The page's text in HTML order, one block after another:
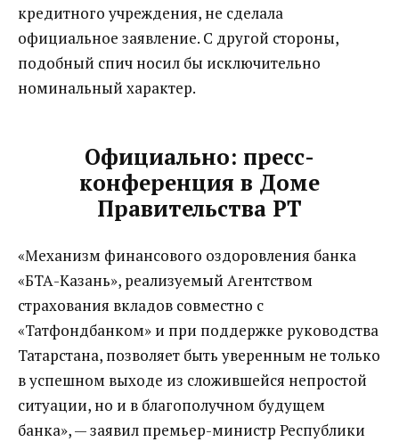
кредитного учреждения, не сделала
официальное заявление. С другой стороны,
подобный спич носил бы исключительно
номинальный характер.
Официально: пресс-
конференция в Доме
Правительства РТ
«Механизм финансового оздоровления банка
«БТА-Казань», реализуемый Агентством
страхования вкладов совместно с
«Татфондбанком» и при поддержке руководства
Татарстана, позволяет быть уверенным не только
в успешном выходе из сложившейся непростой
ситуации, но и в благополучном будущем
банка», — заявил премьер-министр Республики